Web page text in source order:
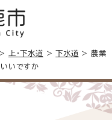
> 上・下水道 >下水道 > 農業
いですか